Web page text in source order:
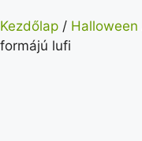
Kezdőlap / Halloween
formájú lufi